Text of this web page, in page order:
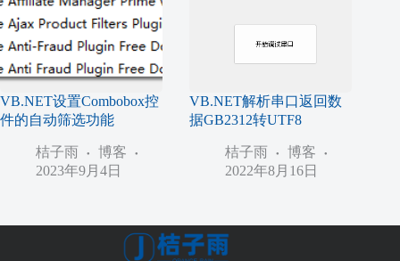
VB.NET设置Combobox控
件的自动筛选功能
桔子雨
博客
2023年9月4日
VB.NET解析串口返回数
据GB2312转UTF8
桔子雨
博客
2022年8月16日